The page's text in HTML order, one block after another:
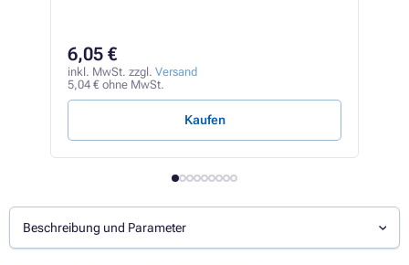
6,05 €
inkl. MwSt. zzgl. Versand
5,04 € ohne MwSt.
Kaufen
Beschreibung und Parameter